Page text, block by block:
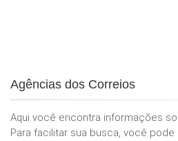
Agências dos Correios
Aqui você encontra informações
Para facilitar sua busca, você